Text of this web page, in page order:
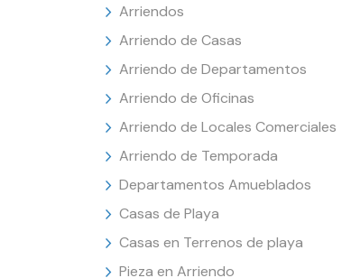
Arriendos
Arriendo de Casas
Arriendo de Departamentos
Arriendo de Oficinas
Arriendo de Locales Comerciales
Arriendo de Temporada
Departamentos Amueblados
Casas de Playa
Casas en Terrenos de playa
Pieza en Arriendo